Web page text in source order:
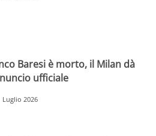
Baresi è morto, il Milan dà
ufficiale
Luglio 2026